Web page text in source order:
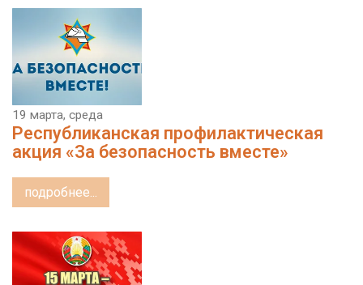
19 марта, среда
Республиканская профилактическая
акция «За безопасность вместе»
подробнее...